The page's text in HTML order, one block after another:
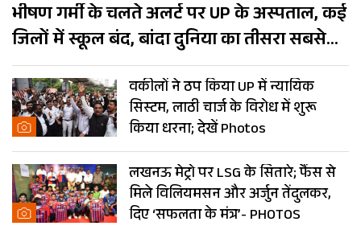
भीषण गर्मी के चलते अलर्ट पर UP के अस्पताल, कई
जिलों में स्कूल बंद, बांदा दुनिया का तीसरा सबसे
गर्म शहर
वकीलों ने ठप किया UP में न्यायिक
सिस्टम, लाठी चार्ज के विरोध में शुरू
किया धरना; देखें Photos
लखनऊ मेट्रो पर LSG के सितारे; फैंस से
मिले विलियमसन और अर्जुन तेंदुलकर,
दिए ‘सफलता के मंत्र’- PHOTOS